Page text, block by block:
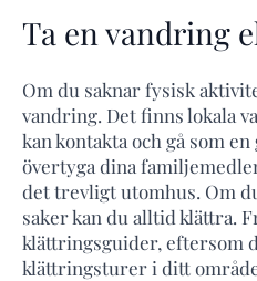
Ta en vandring
Om du saknar fysisk
vandring. Det finns lokala
kan kontakta och gå som
övertyga dina
det trevligt utomhus. Om
saker kan du alltid klättra.
klättringsguider, eftersom
klättringsturer i ditt